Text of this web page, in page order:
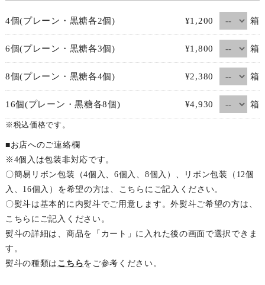
4個(プレーン・黒糖各2個) ¥1,200 箱
6個(プレーン・黒糖各3個) ¥1,800 箱
8個(プレーン・黒糖各4個) ¥2,380 箱
16個(プレーン・黒糖各8個) ¥4,930 箱
※税込価格です。
■お店へのご連絡欄
※4個入は包装非対応です。
〇簡易リボン包装（4個入、6個入、8個入）、リボン包装（12個
入、16個入）を希望の方は、こちらにご記入ください。
〇熨斗は基本的に内熨斗でご用意します。外熨斗ご希望の方は、
こちらにご記入ください。
熨斗の詳細は、商品を「カート」に入れた後の画面で選択できま
す。
熨斗の種類は こちらをご参考ください。